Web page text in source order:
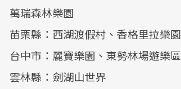
萬瑞森林樂園
苗栗縣：西湖渡假村、香格里拉樂園
台中市：麗寶樂園、東勢林場遊樂區
雲林縣：劍湖山世界